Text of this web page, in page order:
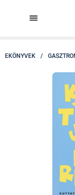
EKÖNYVEK /